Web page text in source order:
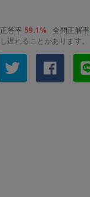
答率 59.1% 全問正解率
遅れることがあります。